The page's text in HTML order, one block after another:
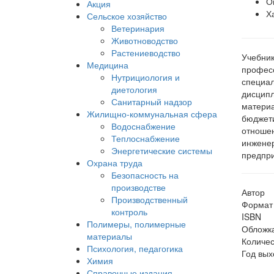
Акция
Сельское хозяйство
Ветеринария
Животноводство
Растениеводство
Медицина
Нутрициология и
диетология
Санитарный надзор
Жилищно-коммунальная сфера
Водоснабжение
Теплоснабжение
Энергетические системы
Охрана труда
Безопасность на
производстве
Производственный
контроль
Полимеры, полимерные
материалы
Психология, педагогика
Химия
Автор
Формат
ISBN
Год